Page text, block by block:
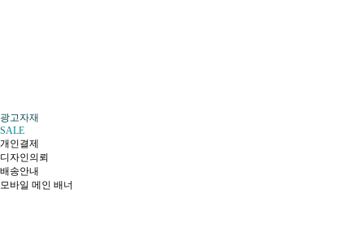
광고자재
SALE
개인결제
디자인의뢰
배송안내
모바일 메인 배너